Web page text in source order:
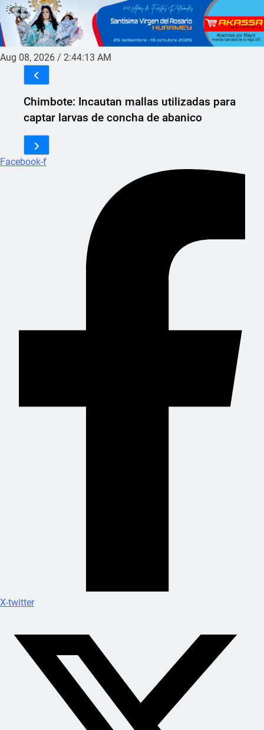
Aug 08, 2026 / 2:44:13 AM
Chimbote: Incautan mallas utilizadas para
captar larvas de concha de abanico
Facebook-f
X-twitter